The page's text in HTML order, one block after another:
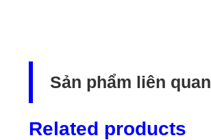
Sản phẩm liên quan
Related products